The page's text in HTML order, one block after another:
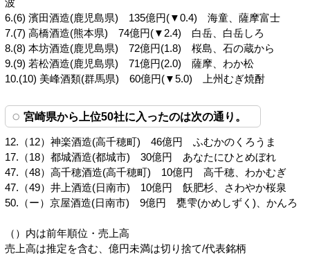
波
6.(6) 濱田酒造(鹿児島県) 135億円(▼0.4) 海童、薩摩富士
7.(7) 高橋酒造(熊本県) 74億円(▼2.4) 白岳、白岳しろ
8.(8) 本坊酒造(鹿児島県) 72億円(1.8) 桜島、石の蔵から
9.(9) 若松酒造(鹿児島県) 71億円(2.0) 薩摩、わか松
10.(10) 美峰酒類(群馬県) 60億円(▼5.0) 上州むぎ焼酎
宮崎県から上位50社に入ったのは次の通り。
12.（12）神楽酒造(高千穂町) 46億円 ふむかのくろうま
17.（18）都城酒造(都城市) 30億円 あなたにひとめぼれ
47.（48）高千穂酒造(高千穂町) 10億円 高千穂、わかむぎ
47.（49）井上酒造(日南市) 10億円 飫肥杉、さわやか桜泉
50.（ー）京屋酒造(日南市) 9億円 甕雫(かめしずく)、かんろ
（）内は前年順位・売上高
売上高は推定を含む、億円未満は切り捨て/代表銘柄